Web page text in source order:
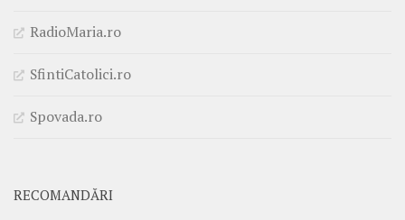
RadioMaria.ro
SfintiCatolici.ro
Spovada.ro
RECOMANDĂRI